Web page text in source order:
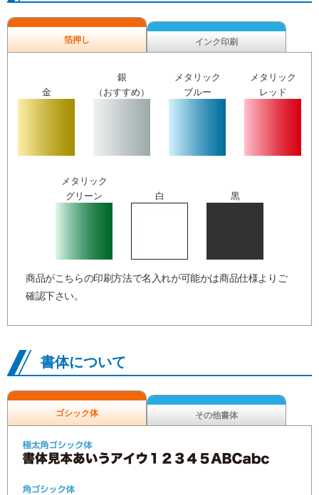
箔押し インク印刷
金
銀
（おすすめ）
メタリック
ブルー
メタリック
レッド
メタリック
グリーン
白 黒
商品がこちらの印刷方法で名入れが可能かは商品仕様よりご
確認下さい。
書体について
ゴシック体 その他書体